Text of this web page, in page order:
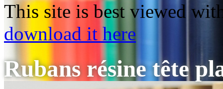
This site is best viewed
download it here
Rubans résine tête